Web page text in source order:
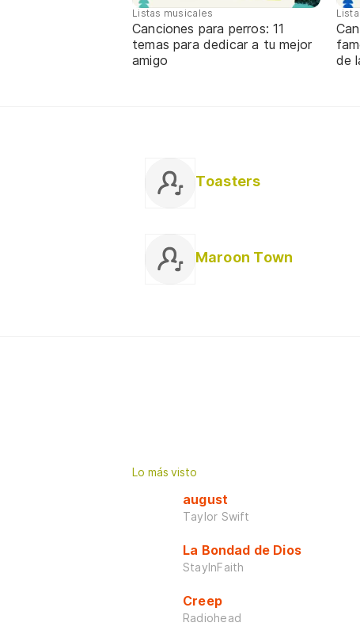
Listas musicales
Canciones para perros: 11
temas para dedicar a tu mejor
amigo
de
Toasters
Maroon Town
Lo más visto
august
Taylor Swift
La Bondad de Dios
StayInFaith
Creep
Radiohead